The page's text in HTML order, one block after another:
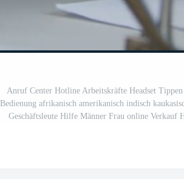
Anruf Center Hotline Arbeitskräfte Headset
Bedienung afrikanisch amerikanisch indisch
Geschäftsleute Hilfe Männer Frau online Verkauf